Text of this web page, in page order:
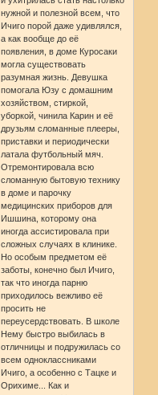
нужной и полезной всем, что
Ичиго порой даже удивлялся,
а как вообще до её
появления, в доме Куросаки
могла существовать
разумная жизнь. Девушка
помогала Юзу с домашним
хозяйством, стиркой,
уборкой, чинила Карин и её
друзьям сломанные плееры,
приставки и периодически
латала футбольный мяч.
Отремонтировала всю
сломанную бытовую технику
в доме и парочку
медицинских приборов для
Ишшина, которому она
иногда ассистировала при
сложных случаях в клинике.
Но особым предметом её
заботы, конечно был Ичиго,
так что иногда парню
приходилось вежливо её
просить не
переусердствовать. В школе
Нему быстро выбилась в
отличницы и подружилась со
всем одноклассниками
Ичиго, а особенно с Тацке и
Орихиме... Как и